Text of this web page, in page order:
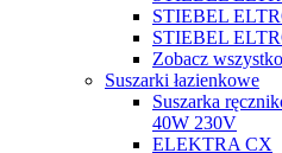
STIEBEL
STIEBEL
Zobacz wszystko
Suszarki łazienkowe
Suszarka
40W 230V
ELEKTRA CX